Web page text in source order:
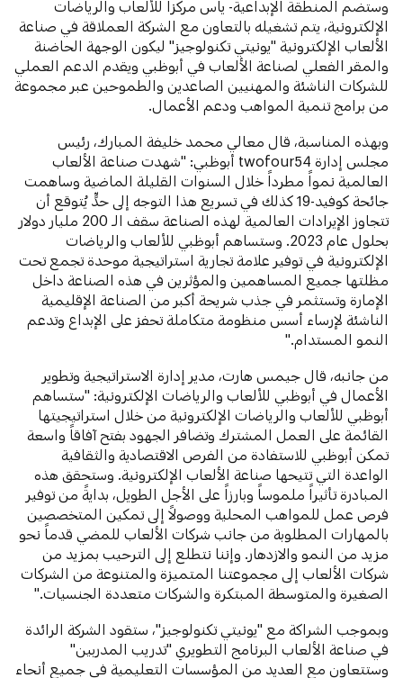
وستضم المنطقة الإبداعية- ياس مركزاً للألعاب والرياضات
الإلكترونية، يتم تشغيله بالتعاون مع الشركة العملاقة في صناعة
الألعاب الإلكترونية "يونيتي تكنولوجيز" ليكون الوجهة الحاضنة
والمقر الفعلي لصناعة الألعاب في أبوظبي ويقدم الدعم العملي
للشركات الناشئة والمهنيين الصاعدين والطموحين عبر مجموعة
من برامج تنمية المواهب ودعم الأعمال.
وبهذه المناسبة، قال معالي محمد خليفة المبارك، رئيس
مجلس إدارة twofour54 أبوظبي: "شهدت صناعة الألعاب
العالمية نمواً مطرداً خلال السنوات القليلة الماضية وساهمت
جائحة كوفيد-19 كذلك في تسريع هذا التوجه إلى حدٍّ يُتوقع أن
تتجاوز الإيرادات العالمية لهذه الصناعة سقف الـ 200 مليار دولار
بحلول عام 2023. وستساهم أبوظبي للألعاب والرياضات
الإلكترونية في توفير علامة تجارية استراتيجية موحدة تجمع تحت
مظلتها جميع المساهمين والمؤثرين في هذه الصناعة داخل
الإمارة وتستثمر في جذب شريحة أكبر من الصناعة الإقليمية
الناشئة لإرساء أسس منظومة متكاملة تحفز على الإبداع وتدعم
النمو المستدام."
من جانبه، قال جيمس هارت، مدير إدارة الاستراتيجية وتطوير
الأعمال في أبوظبي للألعاب والرياضات الإلكترونية: "ستساهم
أبوظبي للألعاب والرياضات الإلكترونية من خلال استراتيجيتها
القائمة على العمل المشترك وتضافر الجهود بفتح آفاقاً واسعة
تمكن أبوظبي للاستفادة من الفرص الاقتصادية والثقافية
الواعدة التي تتيحها صناعة الألعاب الإلكترونية. وستحقق هذه
المبادرة تأثيراً ملموساً وبارزاً على الأجل الطويل، بدايةً من توفير
فرص عمل للمواهب المحلية ووصولاً إلى تمكين المتخصصين
بالمهارات المطلوبة من جانب شركات الألعاب للمضي قدماً نحو
مزيد من النمو والازدهار. وإننا نتطلع إلى الترحيب بمزيد من
شركات الألعاب إلى مجموعتنا المتميزة والمتنوعة من الشركات
الصغيرة والمتوسطة المبتكرة والشركات متعددة الجنسيات."
وبموجب الشراكة مع "يونيتي تكنولوجيز"، ستقود الشركة الرائدة
في صناعة الألعاب البرنامج التطويري "تدريب المدربين"
وستتعاون مع العديد من المؤسسات التعليمية في جميع أنحاء